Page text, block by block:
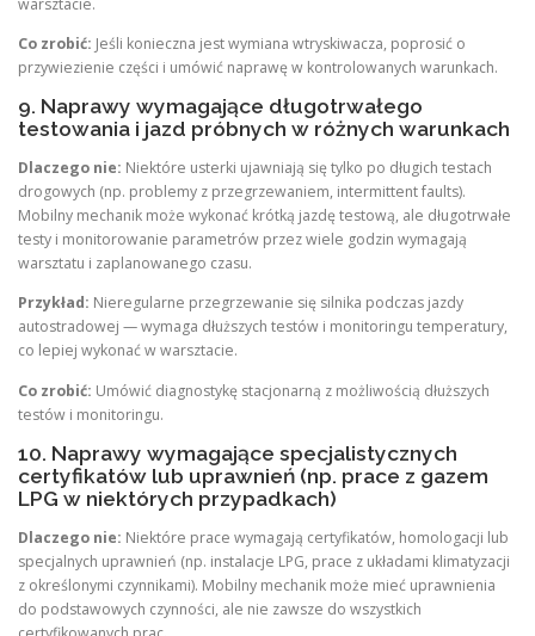
Co zrobić: Jeśli konieczna jest wymiana wtryskiwacza, poprosić o
przywiezienie części i umówić naprawę w kontrolowanych warunkach.
9. Naprawy wymagające długotrwałego
testowania i jazd próbnych w różnych warunkach
Dlaczego nie: Niektóre usterki ujawniają się tylko po długich testach
drogowych (np. problemy z przegrzewaniem, intermittent faults).
Mobilny mechanik może wykonać krótką jazdę testową, ale długotrwałe
testy i monitorowanie parametrów przez wiele godzin wymagają
warsztatu i zaplanowanego czasu.
Przykład: Nieregularne przegrzewanie się silnika podczas jazdy
autostradowej — wymaga dłuższych testów i monitoringu temperatury,
co lepiej wykonać w warsztacie.
Co zrobić: Umówić diagnostykę stacjonarną z możliwością dłuższych
testów i monitoringu.
10. Naprawy wymagające specjalistycznych
certyfikatów lub uprawnień (np. prace z gazem
LPG w niektórych przypadkach)
Dlaczego nie: Niektóre prace wymagają certyfikatów, homologacji lub
specjalnych uprawnień (np. instalacje LPG, prace z układami klimatyzacji
z określonymi czynnikami). Mobilny mechanik może mieć uprawnienia
do podstawowych czynności, ale nie zawsze do wszystkich